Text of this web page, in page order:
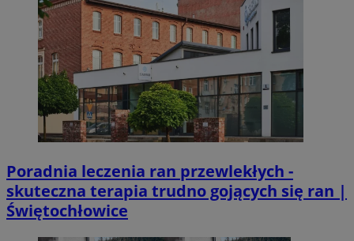
Poradnia leczenia ran przewlekłych -
skuteczna terapia trudno gojących się ran |
Świętochłowice